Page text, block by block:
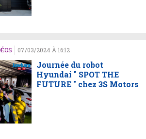
07/03/2024 À 16:12
Journée du robot
Hyundai " SPOT THE
FUTURE " chez 3S Motors